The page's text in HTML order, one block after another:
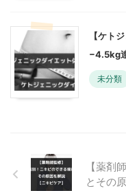
【ケト
−4.5kg
未分類
【薬剤
とその